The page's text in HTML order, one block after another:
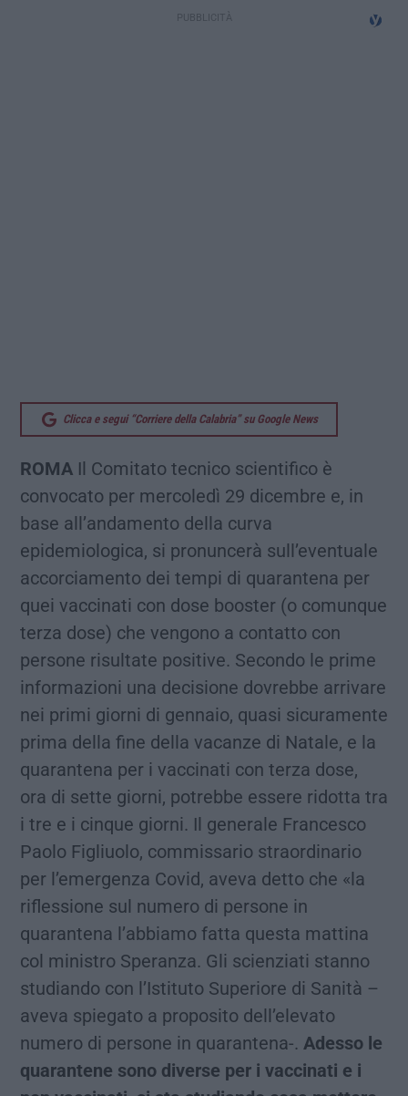
Clicca e segui “Corriere della Calabria” su Google News
ROMA Il Comitato tecnico scientifico è
convocato per mercoledì 29 dicembre e, in
base all’andamento della curva
epidemiologica, si pronuncerà sull’eventuale
accorciamento dei tempi di quarantena per
quei vaccinati con dose booster (o comunque
terza dose) che vengono a contatto con
persone risultate positive. Secondo le prime
informazioni una decisione dovrebbe arrivare
nei primi giorni di gennaio, quasi sicuramente
prima della fine della vacanze di Natale, e la
quarantena per i vaccinati con terza dose,
ora di sette giorni, potrebbe essere ridotta tra
i tre e i cinque giorni. Il generale Francesco
Paolo Figliuolo, commissario straordinario
per l’emergenza Covid, aveva detto che «la
riflessione sul numero di persone in
quarantena l’abbiamo fatta questa mattina
col ministro Speranza. Gli scienziati stanno
studiando con l’Istituto Superiore di Sanità –
aveva spiegato a proposito dell’elevato
numero di persone in quarantena-. Adesso le
quarantene sono diverse per i vaccinati e i